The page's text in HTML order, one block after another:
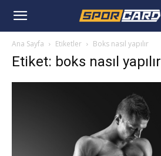
Ana Sayfa Etiketler Boks nasıl yapılır
Etiket: boks nasıl yapılır